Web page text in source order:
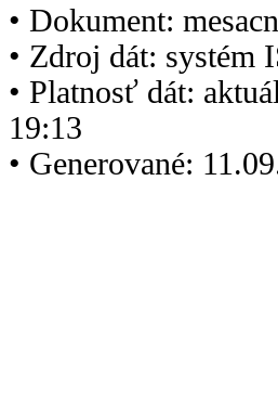
• Dokument:
• Zdroj dát: systém
• Platnosť dát:
19:13
• Generované: